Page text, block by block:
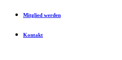
Mitglied werden
Kontakt